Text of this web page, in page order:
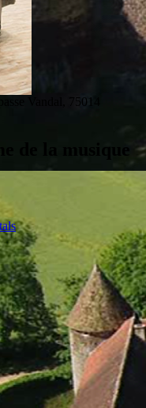
Vandal, 75014
de la musique